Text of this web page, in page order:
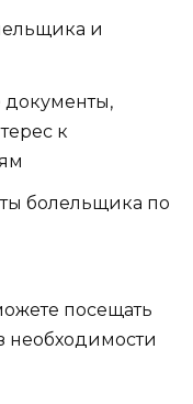
и
к
болельщика по
посещать
необходимости